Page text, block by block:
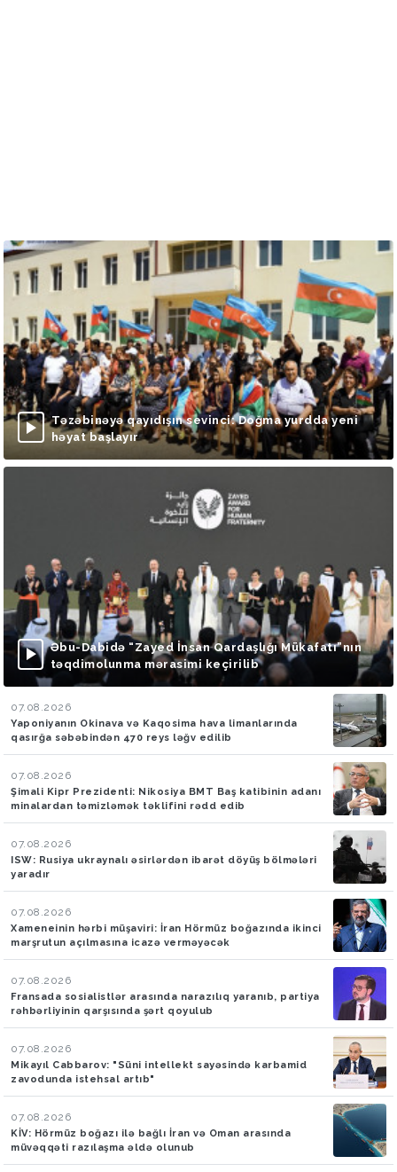
Təzəbinəyə qayıdışın sevinci: Doğma yurdda yeni
həyat başlayır
Əbu-Dabidə “Zayed İnsan Qardaşlığı Mükafatı”nın
təqdimolunma mərasimi keçirilib
07.08.2026
Yaponiyanın Okinava və Kaqosima hava limanlarında
qasırğa səbəbindən 470 reys ləğv edilib
07.08.2026
Şimali Kipr Prezidenti: Nikosiya BMT Baş katibinin adanı
minalardan təmizləmək təklifini rədd edib
07.08.2026
ISW: Rusiya ukraynalı əsirlərdən ibarət döyüş bölmələri
yaradır
07.08.2026
Xameneinin hərbi müşaviri: İran Hörmüz boğazında ikinci
marşrutun açılmasına icazə verməyəcək
07.08.2026
Fransada sosialistlər arasında narazılıq yaranıb, partiya
rəhbərliyinin qarşısında şərt qoyulub
07.08.2026
Mikayıl Cabbarov: "Süni intellekt sayəsində karbamid
zavodunda istehsal artıb"
07.08.2026
KİV: Hörmüz boğazı ilə bağlı İran və Oman arasında
müvəqqəti razılaşma əldə olunub